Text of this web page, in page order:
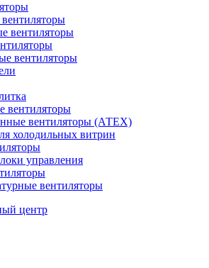
вентиляторы
вентиляторы
вентиляторы (АТЕХ)
холодильных витрин
управления
вентиляторы
центр